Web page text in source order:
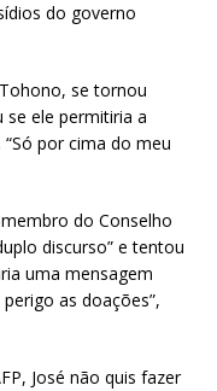
do governo
se tornou
ele permitiria a
por cima do meu
do Conselho
discurso” e tentou
uma mensagem
as doações”,
José não quis fazer